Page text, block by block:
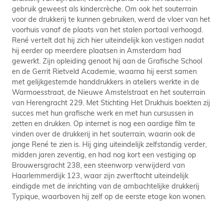
gebruik geweest als kindercrèche. Om ook het souterrain
voor de drukkerij te kunnen gebruiken, werd de vloer van het
voorhuis vanaf de plaats van het stalen portaal verhoogd.
René vertelt dat hij zich hier uiteindelijk kon vestigen nadat
hij eerder op meerdere plaatsen in Amsterdam had
gewerkt. Zijn opleiding genoot hij aan de Grafische School
en de Gerrit Rietveld Academie, waarna hij eerst samen
met gelijkgestemde handdrukkers in ateliers werkte in de
Warmoesstraat, de Nieuwe Amstelstraat en het souterrain
van Herengracht 229. Met Stichting Het Drukhuis boekten zij
succes met hun grafische werk en met hun cursussen in
zetten en drukken. Op internet is nog een aardige film te
vinden over de drukkerij in het souterrain, waarin ook de
jonge René te zien is. Hij ging uiteindelijk zelfstandig verder,
midden jaren zeventig, en had nog kort een vestiging op
Brouwersgracht 238, een steenworp verwijderd van
Haarlemmerdijk 123, waar zijn zwerftocht uiteindelijk
eindigde met de inrichting van de ambachtelijke drukkerij
Typique, waarboven hij zelf op de eerste etage kon wonen.